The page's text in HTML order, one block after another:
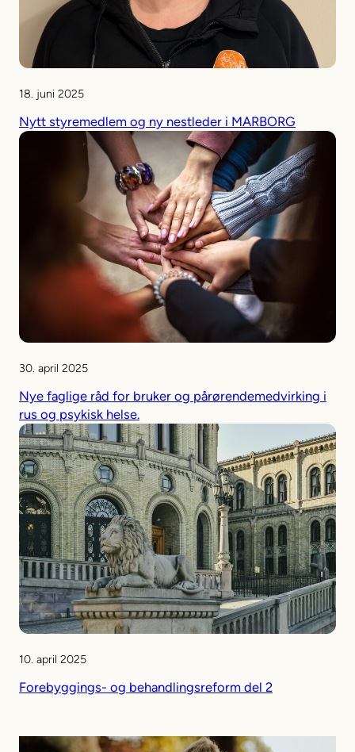
18. juni 2025
Nytt styremedlem og ny nestleder i MARBORG
30. april 2025
Nye faglige råd for bruker og pårørendemedvirking i
rus og psykisk helse.
10. april 2025
Forebyggings- og behandlingsreform del 2